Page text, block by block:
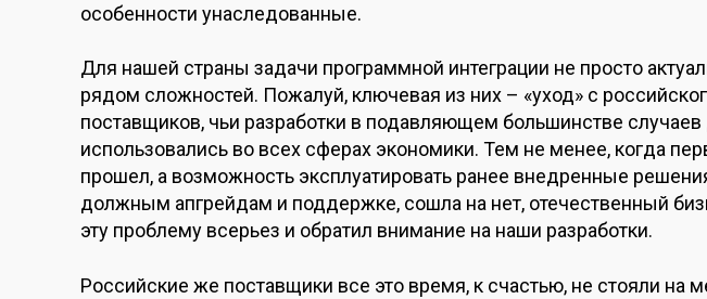
особенности унаследованные.
Для нашей страны задачи программной интеграции не просто
рядом сложностей. Пожалуй, ключевая из них – «уход» с
поставщиков, чьи разработки в подавляющем большинстве случаев
использовались во всех сферах экономики. Тем не менее, когда
прошел, а возможность эксплуатировать ранее внедренные
должным апгрейдам и поддержке, сошла на нет, отечественный
эту проблему всерьез и обратил внимание на наши разработки.
Российские же поставщики все это время, к счастью, не стояли на